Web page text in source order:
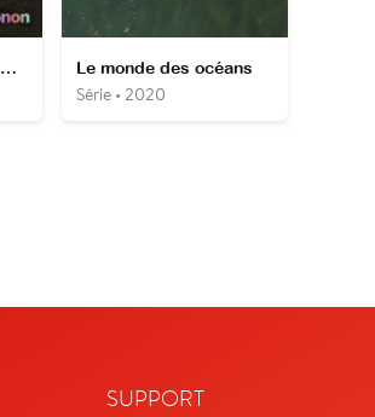
David Attenborough & le cimetière des mammouths Le monde des océans
Série • 2020
SUPPORT